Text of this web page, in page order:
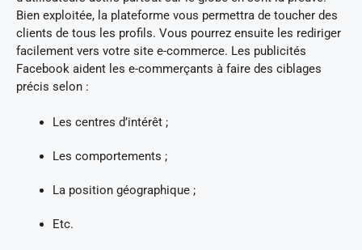
Bien exploitée, la plateforme vous permettra de toucher des
clients de tous les profils. Vous pourrez ensuite les rediriger
facilement vers votre site e-commerce. Les publicités
Facebook aident les e-commerçants à faire des ciblages
précis selon :
Les centres d’intérêt ;
Les comportements ;
La position géographique ;
Etc.